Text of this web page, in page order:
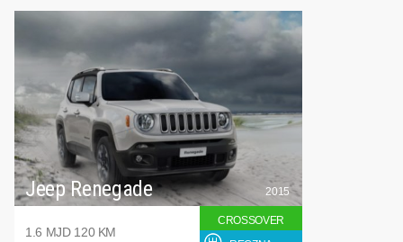
Jeep Renegade
1.6 MJD 120 KM
2015
CROSSOVER